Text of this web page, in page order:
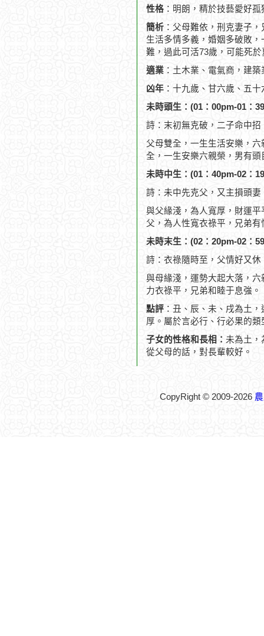
性格 ：明朗，精於技藝愛好
簡析 ：父母難依，刑克妻子
生活多情多義，婚姻多破敗
難，過此可活73歲，可能死於
適業 ：土木業、電氣商，建
凶年 ：十九歲、甘六歲、五
未時頭生：(01：00pm-01：
詩：末初無克破，二子命中
父母雙全，一生生活安樂，
全，一生安樂六親榮，男有
未時中生：(01：40pm-02：
詩：未中先克父，又主損頭
與父緣淺，為人寬厚，財運
父，為人性寬衣祿平，兄弟
未時末生：(02：20pm-02：
詩：衣祿隨時至，父情好又
與母緣淺，運勢大起大落，
力衣祿平，兄弟和睦于息強。
點評 ：丑、辰、未、戌為土
厚。屬於言必行、行必果的
子女的性格和長相： 未為土，
從父母的話，對長輩較好。
CopyRight © 2009-2026